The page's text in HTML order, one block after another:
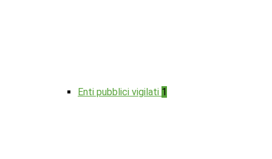
Enti pubblici vigilati 1